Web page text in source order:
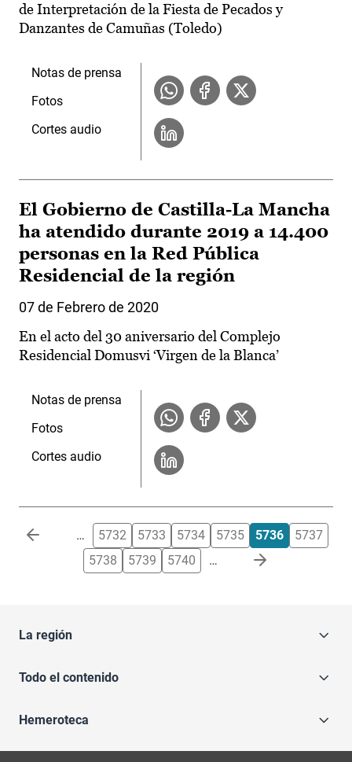
de Interpretación de la Fiesta de Pecados y
Danzantes de Camuñas (Toledo)
Notas de prensa
Fotos
Cortes audio
El Gobierno de Castilla-La Mancha
ha atendido durante 2019 a 14.400
personas en la Red Pública
Residencial de la región
07 de Febrero de 2020
En el acto del 30 aniversario del Complejo
Residencial Domusvi ‘Virgen de la Blanca’
Notas de prensa
Fotos
Cortes audio
Paginación … 5732 5733 5734 5735 5736
5737
5738
5739 5740 …
La región
Todo el contenido
Hemeroteca